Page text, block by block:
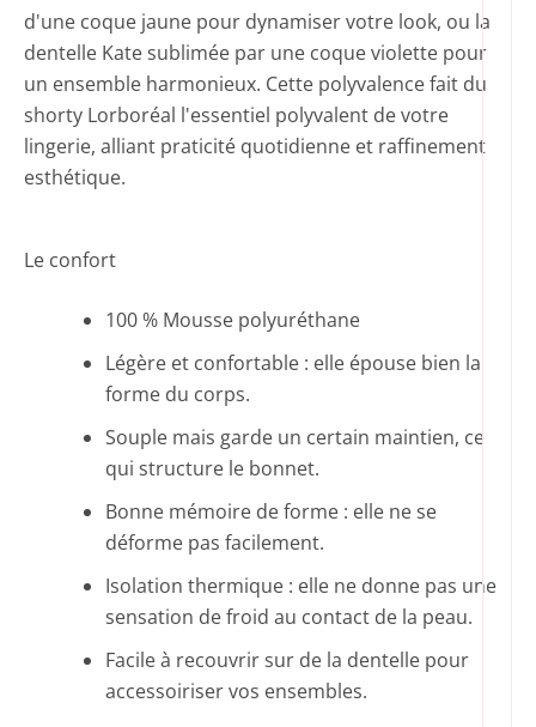
d'une coque jaune pour dynamiser votre look, ou la
dentelle Kate sublimée par une coque violette pour
un ensemble harmonieux. Cette polyvalence fait du
shorty Lorboréal l'essentiel polyvalent de votre
lingerie, alliant praticité quotidienne et raffinement
esthétique.
Le confort
100 % Mousse polyuréthane
Légère et confortable : elle épouse bien la
forme du corps.
Souple mais garde un certain maintien, ce
qui structure le bonnet.
Bonne mémoire de forme : elle ne se
déforme pas facilement.
Isolation thermique : elle ne donne pas une
sensation de froid au contact de la peau.
Facile à recouvrir sur de la dentelle pour
accessoiriser vos ensembles.